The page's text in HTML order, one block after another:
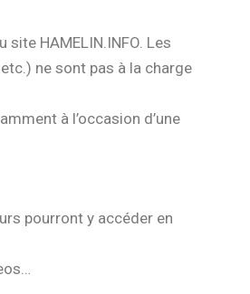
HAMELIN.INFO. Les
ne sont pas à la charge
à l’occasion d’une
pourront y accéder en